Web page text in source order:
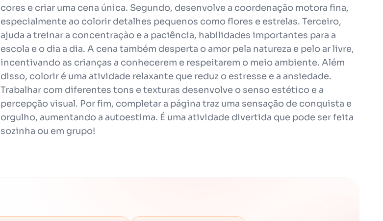
cores e criar uma cena única. Segundo, desenvolve a coordenação motora fina,
especialmente ao colorir detalhes pequenos como flores e estrelas. Terceiro,
ajuda a treinar a concentração e a paciência, habilidades importantes para a
escola e o dia a dia. A cena também desperta o amor pela natureza e pelo ar livre,
incentivando as crianças a conhecerem e respeitarem o meio ambiente. Além
disso, colorir é uma atividade relaxante que reduz o estresse e a ansiedade.
Trabalhar com diferentes tons e texturas desenvolve o senso estético e a
percepção visual. Por fim, completar a página traz uma sensação de conquista e
orgulho, aumentando a autoestima. É uma atividade divertida que pode ser feita
sozinha ou em grupo!